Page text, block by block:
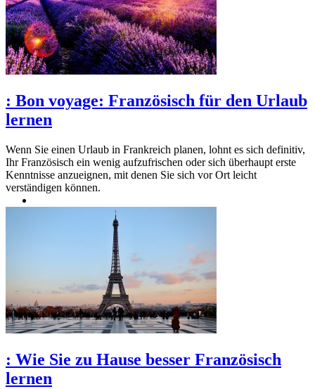
: Bon voyage: Französisch für den Urlaub
lernen
Wenn Sie einen Urlaub in Frankreich planen, lohnt es sich definitiv,
Ihr Französisch ein wenig aufzufrischen oder sich überhaupt erste
Kenntnisse anzueignen, mit denen Sie sich vor Ort leicht
verständigen können.
: Wie Sie zu Hause besser Französisch
lernen